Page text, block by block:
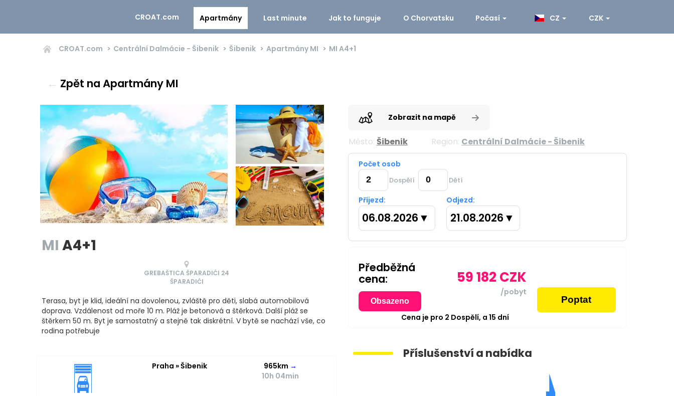
CROAT.com Apartmány Last minute Jak to funguje O Chorvatsku Počasí CZ CZK
CROAT.com Centrální Dalmácie - Šibenik Šibenik Apartmány MI MI A4+1
← Zpět na Apartmány MI
MI A4+1
GREBAŠTICA ŠPARADIĆI 24
ŠPARADIĆI
Terasa, byt je klid, ideální na dovolenou, zvláště pro děti, slabá automobilová
doprava. Vzdálenost od moře 10 m. Pláž je betonová a štěrková. Další pláž se
štěrkem 50 m. Byt je samostatný a stejně tak diskrétní. V bytě se nachází vše, co
rodina potřebuje
Praha » Šibenik 965km →
10h 04min
Zobrazit na mapě
Město: Šibenik Region: Centrální Dalmácie - Šibenik
Počet osob
Dospělí Dětí
Příjezd:
06.08.2026 ▼
Odjezd:
21.08.2026 ▼
Předběžná
cena:
Obsazeno
59 182 CZK
/pobyt
Poptat
Cena je pro 2 Dospělí, a15 dní
Příslušenství a nabídka